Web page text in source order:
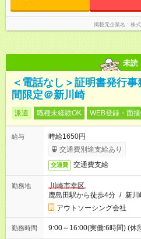
掲載元企業名 株
未読
＜電話なし＞証明書発行
間限定＠新川崎
派遣 職種未経験OK WEB登録・面
給与
時給1650円
交通費別途支給あり
交通費 交通費支給
勤務地
川崎市幸区
鹿島田駅から徒歩4分 / 新川
アウトソーシング会社
勤務時間 9:00～16:00(実働:6時間) (休